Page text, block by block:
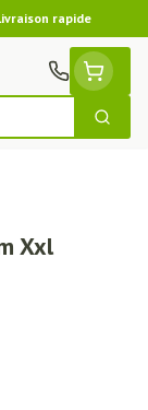
rapide
Xxl